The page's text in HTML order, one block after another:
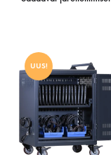
UUS!